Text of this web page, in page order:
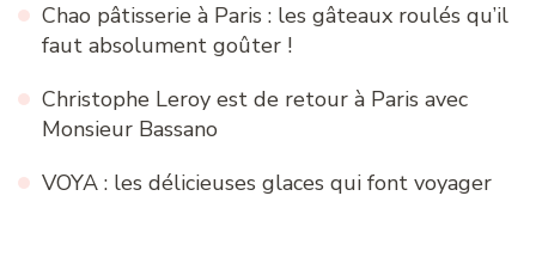
Chao pâtisserie à Paris : les gâteaux roulés qu’il
faut absolument goûter !
Christophe Leroy est de retour à Paris avec
Monsieur Bassano
VOYA : les délicieuses glaces qui font voyager